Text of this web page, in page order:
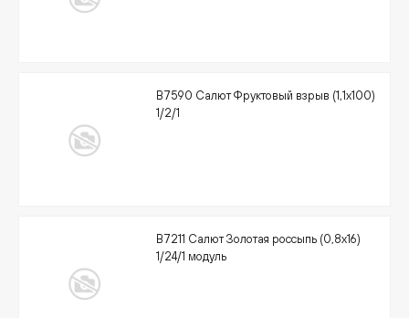
В7590 Салют Фруктовый взрыв (1,1х100)
1/2/1
В7211 Салют Золотая россыпь (0,8х16)
1/24/1 модуль